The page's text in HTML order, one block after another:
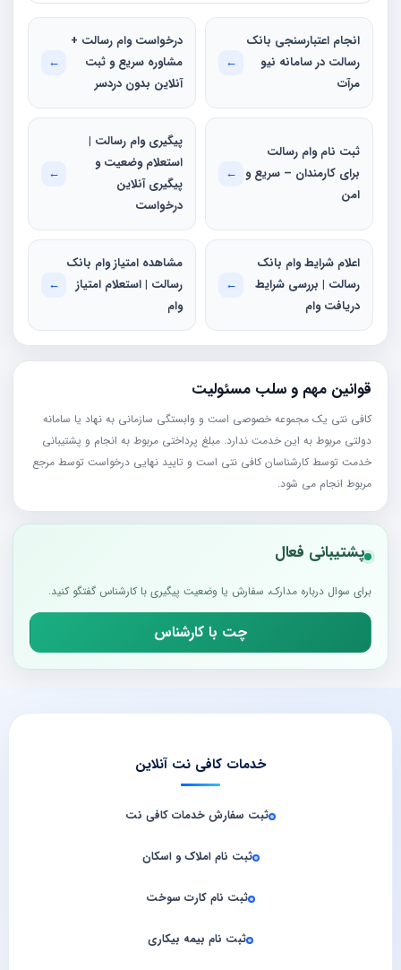
انجام اعتبارسنجی بانک
رسالت در سامانه نیو
مرآت
←
درخواست وام رسالت +
مشاوره سریع و ثبت
آنلاین بدون دردسر
←
ثبت نام وام رسالت
برای کارمندان – سریع و
امن
←
پیگیری وام رسالت |
استعلام وضعیت و
پیگیری آنلاین
درخواست
←
اعلام شرایط وام بانک
رسالت | بررسی شرایط
دریافت وام
←
مشاهده امتیاز وام بانک
رسالت | استعلام امتیاز
وام
←
قوانین مهم و سلب مسئولیت
کافی نتی یک مجموعه خصوصی است و وابستگی سازمانی به نهاد یا سامانه
دولتی مربوط به این خدمت ندارد. مبلغ پرداختی مربوط به انجام و پشتیبانی
خدمت توسط کارشناسان کافی نتی است و تایید نهایی درخواست توسط مرجع
مربوط انجام می شود.
پشتیبانی فعال
برای سوال درباره مدارک، سفارش یا وضعیت پیگیری با کارشناس گفتگو کنید.
چت با کارشناس
خدمات کافی نت آنلاین
ثبت سفارش خدمات کافی‌ نت
ثبت نام املاک و اسکان
ثبت نام کارت سوخت
ثبت نام بیمه بیکاری